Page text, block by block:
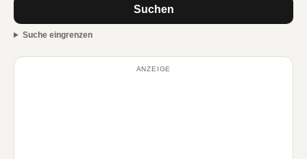
Suchen
Suche eingrenzen
ANZEIGE